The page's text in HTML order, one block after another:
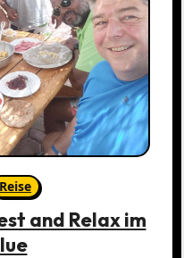
Reise
and Relax im